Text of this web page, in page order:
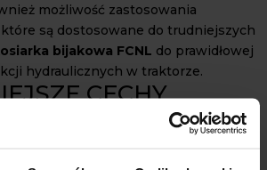
możliwość zastosowania
są dostosowane do trudniejszych
bijakowa FCNL do prawidłowej
hydraulicznych w traktorze.
CECHY
FCNL Z KOSZEM